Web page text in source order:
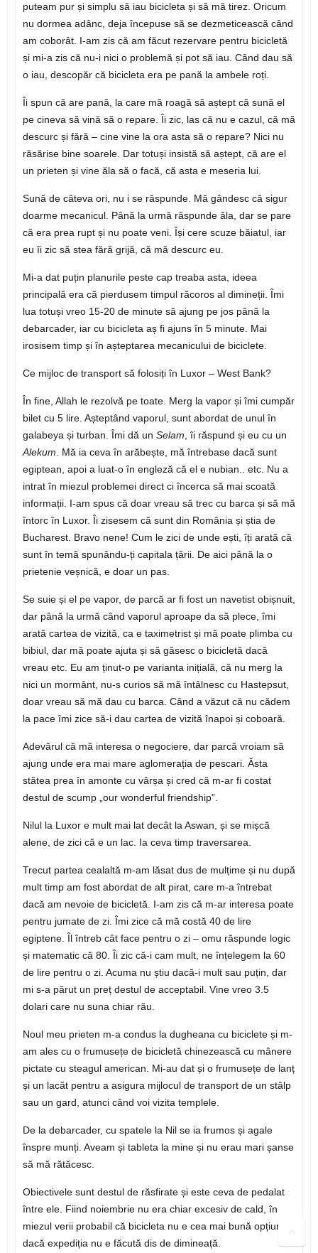
puteam pur și simplu să iau bicicleta și să mă tirez. Oricum
nu dormea adânc, deja începuse să se dezmeticească când
am coborât. I-am zis că am făcut rezervare pentru bicicletă
și mi-a zis că nu-i nici o problemă și pot să iau. Când dau să
o iau, descopăr că bicicleta era pe pană la ambele roți.
Îi spun că are pană, la care mă roagă să aștept că sună el
pe cineva să vină să o repare. Îi zic, las că nu e cazul, că mă
descurc și fără – cine vine la ora asta să o repare? Nici nu
răsărise bine soarele. Dar totuși insistă să aștept, că are el
un prieten și vine ăla să o facă, că asta e meseria lui.
Sună de câteva ori, nu i se răspunde. Mă gândesc că sigur
doarme mecanicul. Până la urmă răspunde ăla, dar se pare
că era prea rupt și nu poate veni. Își cere scuze băiatul, iar
eu îi zic să stea fără grijă, că mă descurc eu.
Mi-a dat puțin planurile peste cap treaba asta, ideea
principală era că pierdusem timpul răcoros al dimineții. Îmi
lua totuși vreo 15-20 de minute să ajung pe jos până la
debarcader, iar cu bicicleta aș fi ajuns în 5 minute. Mai
irosisem timp și în așteptarea mecanicului de biciclete.
Ce mijloc de transport să folosiți în Luxor – West Bank?
În fine, Allah le rezolvă pe toate. Merg la vapor și îmi cumpăr
bilet cu 5 lire. Așteptând vaporul, sunt abordat de unul în
galabeya și turban. Îmi dă un Selam , îi răspund și eu cu un
Alekum . Mă ia ceva în arăbește, mă întrebase dacă sunt
egiptean, apoi a luat-o în engleză că el e nubian.. etc. Nu a
intrat în miezul problemei direct ci încerca să mai scoată
informații. I-am spus că doar vreau să trec cu barca și să mă
întorc în Luxor. Îi zisesem că sunt din România și știa de
Bucharest. Bravo nene! Cum le zici de unde ești, îți arată că
sunt în temă spunându-ți capitala țării. De aici până la o
prietenie veșnică, e doar un pas.
Se suie și el pe vapor, de parcă ar fi fost un navetist obișnuit,
dar până la urmă când vaporul aproape da să plece, îmi
arată cartea de vizită, ca e taximetrist și mă poate plimba cu
bibiul, dar mă poate ajuta și să găsesc o bicicletă dacă
vreau etc. Eu am ținut-o pe varianta inițială, că nu merg la
nici un mormânt, nu-s curios să mă întâlnesc cu Hastepsut,
doar vreau să mă dau cu barca. Când a văzut că nu cădem
la pace îmi zice să-i dau cartea de vizită înapoi și coboară.
Adevărul că mă interesa o negociere, dar parcă vroiam să
ajung unde era mai mare aglomerația de pescari. Ăsta
stătea prea în amonte cu vârșa și cred că m-ar fi costat
destul de scump „our wonderful friendship”.
Nilul la Luxor e mult mai lat decât la Aswan, și se mișcă
alene, de zici că e un lac. Ia ceva timp traversarea.
Trecut partea cealaltă m-am lăsat dus de mulțime și nu după
mult timp am fost abordat de alt pirat, care m-a întrebat
dacă am nevoie de bicicletă. I-am zis că m-ar interesa poate
pentru jumate de zi. Îmi zice că mă costă 40 de lire
egiptene. Îl întreb cât face pentru o zi – omu răspunde logic
și matematic că 80. Îi zic că-i cam mult, ne înțelegem la 60
de lire pentru o zi. Acuma nu știu dacă-i mult sau puțin, dar
mi s-a părut un preț destul de acceptabil. Vine vreo 3.5
dolari care nu suna chiar rău.
Noul meu prieten m-a condus la dugheana cu biciclete și m-
am ales cu o frumusețe de bicicletă chinezească cu mânere
pictate cu steagul american. Mi-au dat și o frumusețe de lanț
și un lacăt pentru a asigura mijlocul de transport de un stâlp
sau un gard, atunci când voi vizita templele.
De la debarcader, cu spatele la Nil se ia frumos și agale
înspre munți. Aveam și tableta la mine și nu erau mari șanse
să mă rătăcesc.
Obiectivele sunt destul de răsfirate și este ceva de pedalat
între ele. Fiind noiembrie nu era chiar excesiv de cald, în
miezul verii probabil că bicicleta nu e cea mai bună opțiune
dacă expediția nu e făcută dis de dimineață.